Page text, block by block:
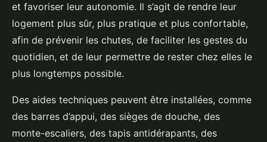
et favoriser leur autonomie. Il s’agit de rendre leur
logement plus sûr, plus pratique et plus confortable,
afin de prévenir les chutes, de faciliter les gestes du
quotidien, et de leur permettre de rester chez elles le
plus longtemps possible.
Des aides techniques peuvent être installées, comme
des barres d’appui, des sièges de douche, des
monte-escaliers, des tapis antidérapants, des